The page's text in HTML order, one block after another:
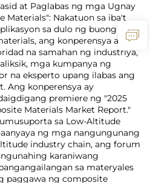
at Paglabas ng mga Ugnay
Materials": Nakatuon sa iba't
sa dulo ng buong
ang konperensya ay
na samahan ng industriya,
mga kumpanya ng
na eksperto upang ilabas ang
Ang konperensya ay
premiere ng "2025
Materials Market Report."
sa Low-Altitude
ng mga nangungunang
industry chain, ang forum
karaniwang
sa materyales
paggawa ng composite